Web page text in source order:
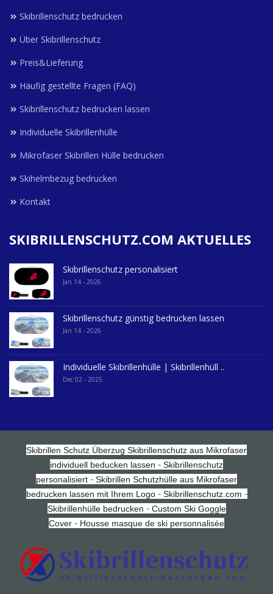
Skibrillenschutz bedrucken
Über Skibrillenschutz
Preis&Lieferung
Häufig gestellte Fragen (FAQ)
Skibrillenschutz bedrucken lassen
Individuelle Skibrillenhülle
Mikrofaser Skibrillen Hülle bedrucken
Skihelmbezug bedrucken
Kontakt
SKIBRILLENSCHUTZ.COM AKTUELLES
Skibrillenschutz personalisiert
Jan 14 - 2026
Skibrillenschutz günstig bedrucken lassen
Jan 14 - 2026
Individuelle Skibrillenhülle | Skibrillenhüll ..
Dec 02 - 2025
Skibrillen Schutz Überzug Skibrillenschutz aus Mikrofaser
individuell beducken lassen - Skibrillenschutz
personalisiert - Skibrillen Schutzhülle aus Mikrofaser
bedrucken lassen mit Ihrem Logo- Skibrillenschutz.com -
Skibrillenhülle bedrucken - Custom Ski Goggle
Cover - Housse masque de ski personnalisée